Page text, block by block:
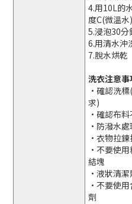
4.用10L的
度C(微溫水)
5.浸泡30分
6.用清水沖
7.脫水烘乾
洗衣注意事
•確認洗
求)
•確認布
•防潑水
•衣物拉
•不要使
結塊
•液狀清
•不要使
劑